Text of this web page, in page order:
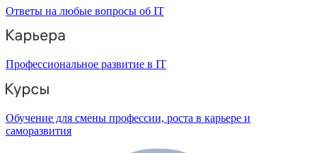
Ответы на любые вопросы об IT
Профессиональное развитие в IT
Обучение для смены профессии, роста в карьере и
саморазвития